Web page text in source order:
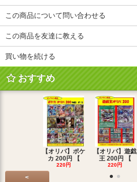
この商品について問い合わせる
この商品を友達に教える
買い物を続ける
おすすめ
【オリパ】ポケ
カ 200円 【
220円
【オリパ】遊戯
王 200円 【
220円
<